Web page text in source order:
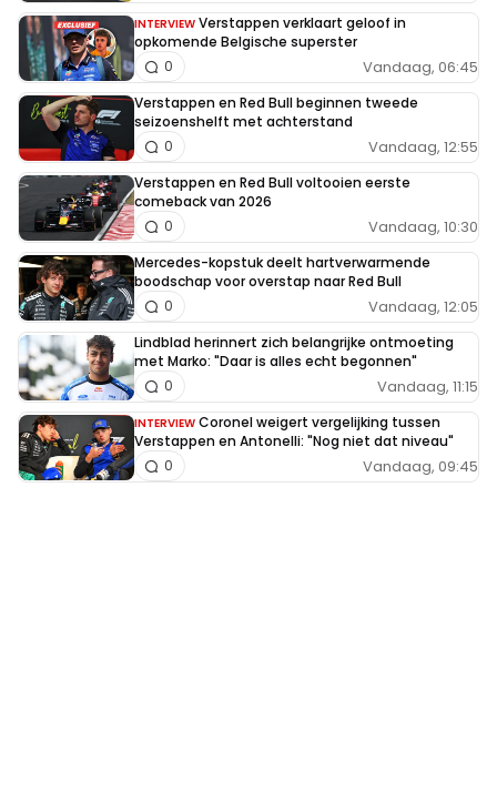
INTERVIEW Verstappen verklaart geloof in
opkomende Belgische superster
Vandaag, 06:45
0
Verstappen en Red Bull beginnen tweede
seizoenshelft met achterstand
Vandaag, 12:55
0
Verstappen en Red Bull voltooien eerste
comeback van 2026
Vandaag, 10:30
0
Mercedes-kopstuk deelt hartverwarmende
boodschap voor overstap naar Red Bull
Vandaag, 12:05
0
Lindblad herinnert zich belangrijke ontmoeting
met Marko: "Daar is alles echt begonnen"
Vandaag, 11:15
0
INTERVIEW Coronel weigert vergelijking tussen
Verstappen en Antonelli: "Nog niet dat niveau"
Vandaag, 09:45
0